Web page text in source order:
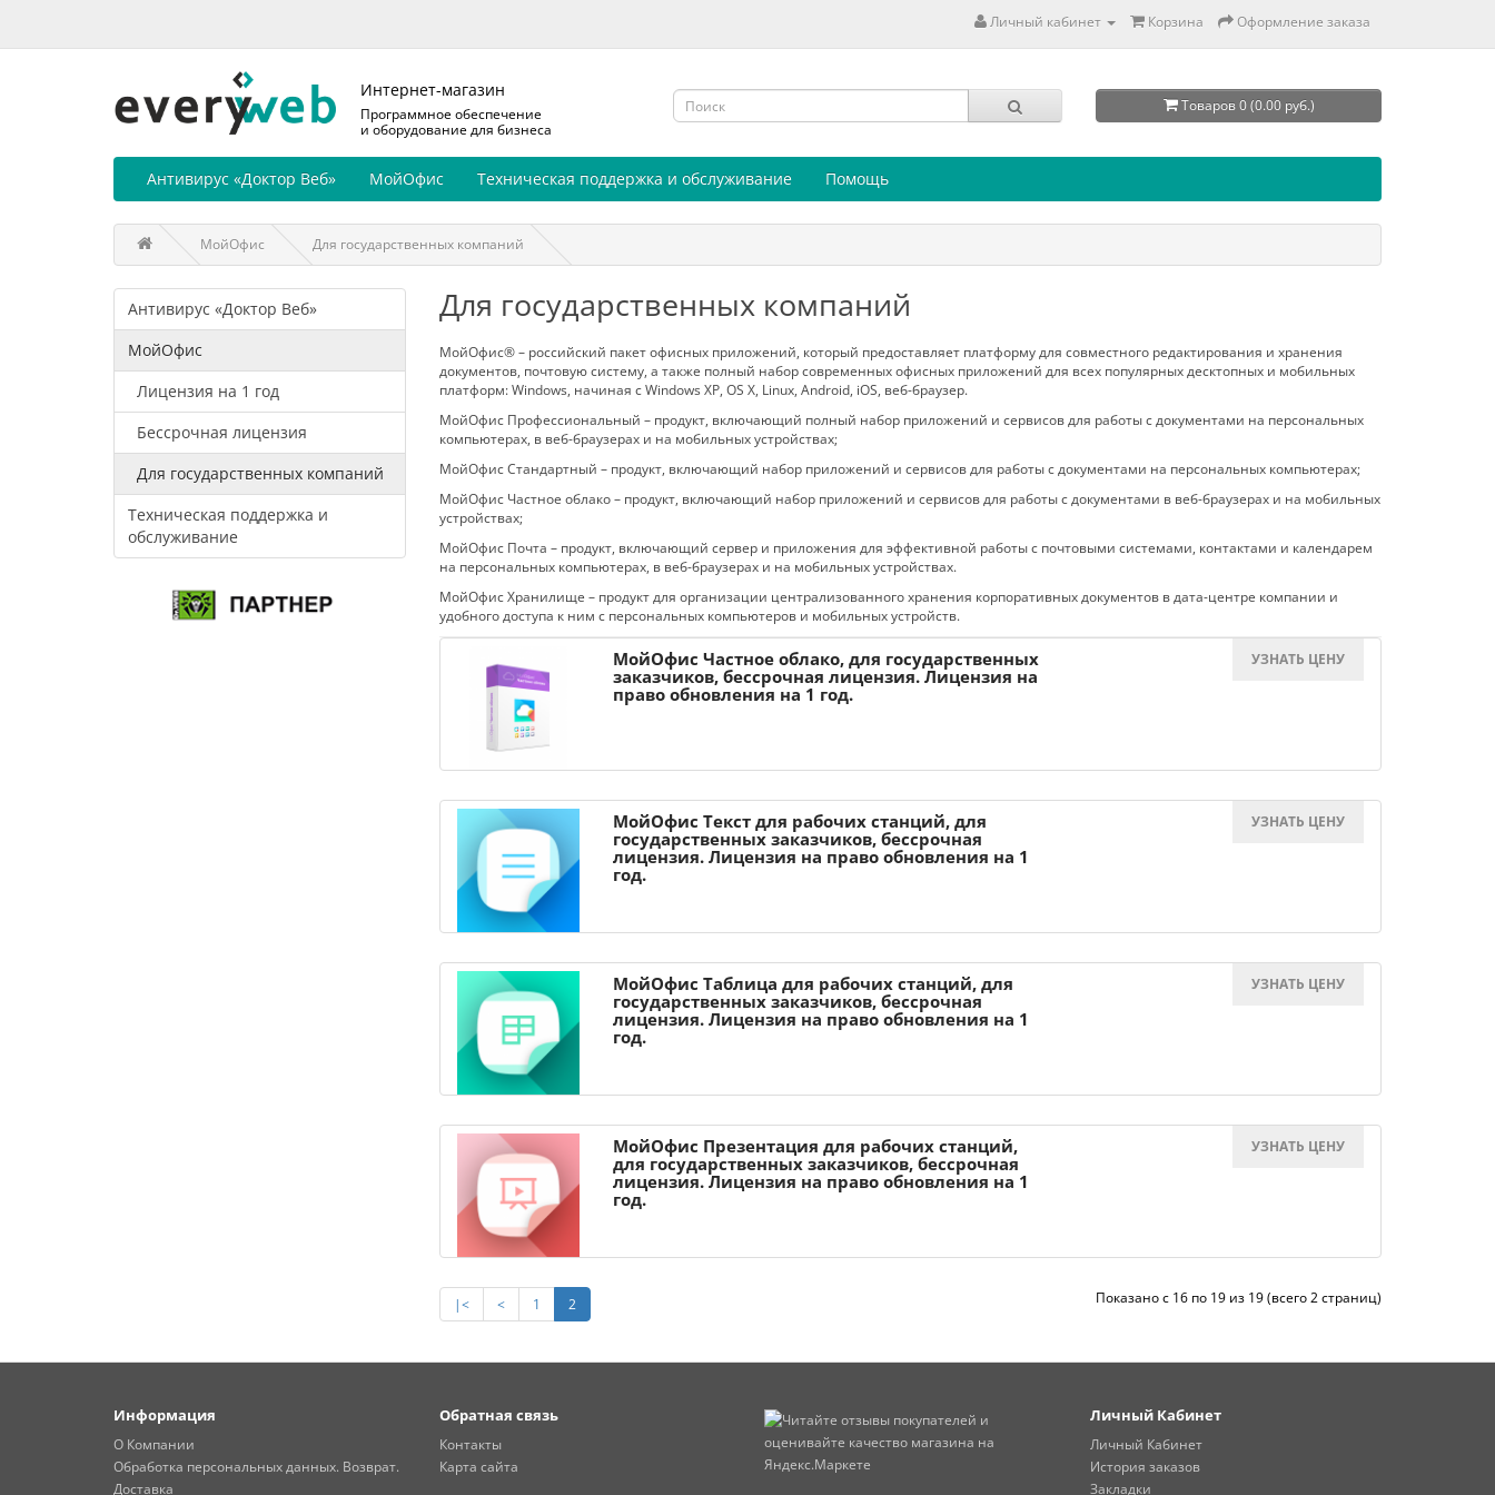
Личный кабинет Корзина Оформление заказа
Интернет-магазин
Программное обеспечение
и оборудование для бизнеса
Товаров 0 (0.00 руб.)
Антивирус «Доктор Веб» МойОфис Техническая поддержка и обслуживание Помощь
МойОфис Для государственных компаний
Антивирус «Доктор Веб»
МойОфис
Лицензия на 1 год
Бессрочная лицензия
Для государственных компаний
Техническая поддержка и
обслуживание
Для государственных компаний
МойОфис® – российский пакет офисных приложений, который предоставляет платформу для совместного редактирования и хранения
документов, почтовую систему, а также полный набор современных офисных приложений для всех популярных десктопных и мобильных
платформ: Windows, начиная с Windows XP, OS X, Linux, Android, iOS, веб-браузер.
МойОфис Профессиональный – продукт, включающий полный набор приложений и сервисов для работы с документами на персональных
компьютерах, в веб-браузерах и на мобильных устройствах;
МойОфис Стандартный – продукт, включающий набор приложений и сервисов для работы с документами на персональных компьютерах;
МойОфис Частное облако – продукт, включающий набор приложений и сервисов для работы с документами в веб-браузерах и на мобильных
устройствах;
МойОфис Почта – продукт, включающий сервер и приложения для эффективной работы с почтовыми системами, контактами и календарем
на персональных компьютерах, в веб-браузерах и на мобильных устройствах.
МойОфис Хранилище – продукт для организации централизованного хранения корпоративных документов в дата-центре компании и
удобного доступа к ним с персональных компьютеров и мобильных устройств.
МойОфис Частное облако, для государственных
заказчиков, бессрочная лицензия. Лицензия на
право обновления на 1 год.
сервер совместной работы, почтовый сервер и система
хранения данных. МойОфис Частное Облако позволяет работать
в частном облаке, на мобильных устройствах и в веб-браузерах.
УЗНАТЬ ЦЕНУ
МойОфис Текст для рабочих станций, для
государственных заказчиков, бессрочная
лицензия. Лицензия на право обновления на 1
год.
УЗНАТЬ ЦЕНУ
МойОфис Таблица для рабочих станций, для
государственных заказчиков, бессрочная
лицензия. Лицензия на право обновления на 1
год.
УЗНАТЬ ЦЕНУ
МойОфис Презентация для рабочих станций,
для государственных заказчиков, бессрочная
лицензия. Лицензия на право обновления на 1
год.
УЗНАТЬ ЦЕНУ
|< < 1 2 Показано с 16 по 19 из 19 (всего 2 страниц)
Информация
О Компании
Обработка персональных данных. Возврат.
Доставка
Обратная связь
Контакты
Карта сайта
Личный Кабинет
Личный Кабинет
История заказов
Закладки